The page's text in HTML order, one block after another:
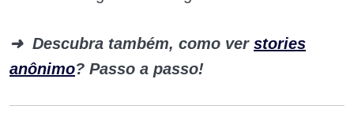
➜ Descubra também, como ver stories
anônimo? Passo a passo!